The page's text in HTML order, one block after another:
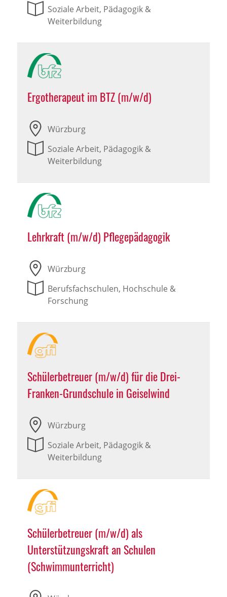
Soziale Arbeit, Pädagogik &
Weiterbildung
Ergotherapeut im BTZ (m/w/d)
Würzburg
Soziale Arbeit, Pädagogik &
Weiterbildung
Lehrkraft (m/w/d) Pflegepädagogik
Würzburg
Berufsfachschulen, Hochschule &
Forschung
Schülerbetreuer (m/w/d) für die Drei-
Franken-Grundschule in Geiselwind
Würzburg
Soziale Arbeit, Pädagogik &
Weiterbildung
Schülerbetreuer (m/w/d) als
Unterstützungskraft an Schulen
(Schwimmunterricht)